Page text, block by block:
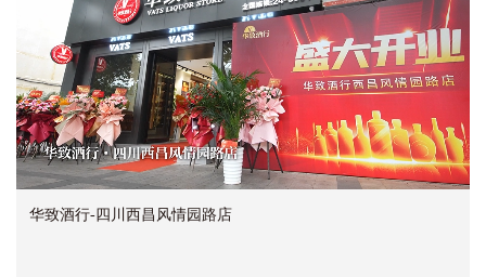
华致酒行-四川西昌风情园路店